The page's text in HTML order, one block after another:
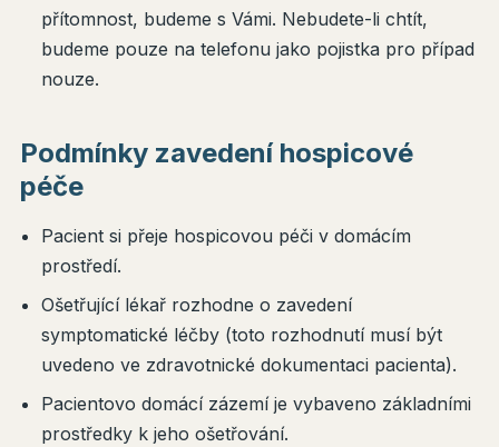
přítomnost, budeme s Vámi. Nebudete-li chtít,
budeme pouze na telefonu jako pojistka pro případ
nouze.
Podmínky zavedení hospicové
péče
Pacient si přeje hospicovou péči v domácím
prostředí.
Ošetřující lékař rozhodne o zavedení
symptomatické léčby (toto rozhodnutí musí být
uvedeno ve zdravotnické dokumentaci pacienta).
Pacientovo domácí zázemí je vybaveno základními
prostředky k jeho ošetřování.